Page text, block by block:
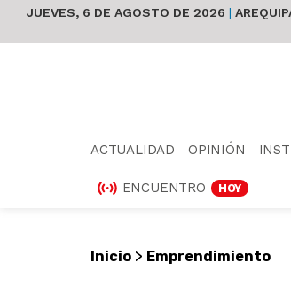
JUEVES, 6 DE AGOSTO DE 2026 |
ACTUALIDAD OPINIÓN
ENCUENTRO HOY
Inicio > Emprendimiento